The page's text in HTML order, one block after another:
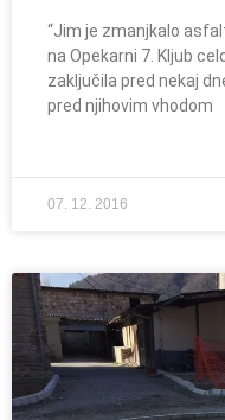
“Jim je zmanjkalo
na Opekarni 7. Kljub
zaključila pred nekaj
pred njihovim vhodom
07. 12. 2016